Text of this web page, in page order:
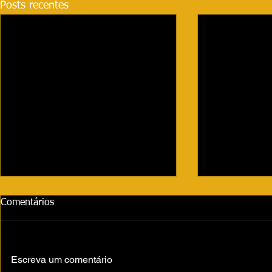
Posts recentes
Comentários
Escreva um comentário